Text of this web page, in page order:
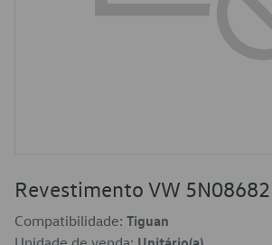
Revestimento VW
Compatibilidade: Tiguan